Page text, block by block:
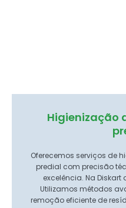
Higienização
Oferecemos serviços de
predial com precisão
excelência. Na
Utilizamos métodos
remoção eficiente de